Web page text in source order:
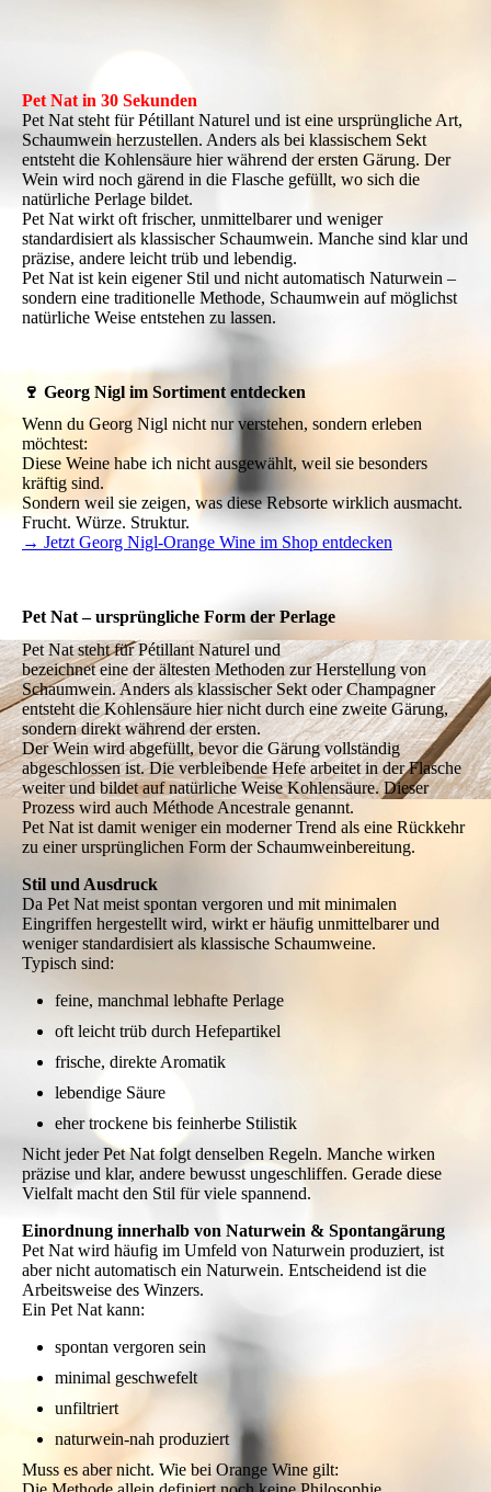
Pet Nat in 30 Sekunden
Pet Nat steht für Pétillant Naturel und ist eine ursprüngliche Art,
Schaumwein herzustellen. Anders als bei klassischem Sekt
entsteht die Kohlensäure hier während der ersten Gärung. Der
Wein wird noch gärend in die Flasche gefüllt, wo sich die
natürliche Perlage bildet.
Pet Nat wirkt oft frischer, unmittelbarer und weniger
standardisiert als klassischer Schaumwein. Manche sind klar und
präzise, andere leicht trüb und lebendig.
Pet Nat ist kein eigener Stil und nicht automatisch Naturwein –
sondern eine traditionelle Methode, Schaumwein auf möglichst
natürliche Weise entstehen zu lassen.
🍷 Georg Nigl im Sortiment entdecken
Wenn du Georg Nigl nicht nur verstehen, sondern erleben
möchtest:
Diese Weine habe ich nicht ausgewählt, weil sie besonders
kräftig sind.
Sondern weil sie zeigen, was diese Rebsorte wirklich ausmacht.
Frucht. Würze. Struktur.
→ Jetzt Georg Nigl-Orange Wine im Shop entdecken
Pet Nat – ursprüngliche Form der Perlage
Pet Nat steht für Pétillant Naturel und
bezeichnet eine der ältesten
Methoden zur Herstellung von
Schaumwein. Anders als klassischer
Sekt oder Champagner entsteht die
Kohlensäure hier nicht durch eine
zweite Gärung, sondern direkt
während der ersten.
Der Wein wird abgefüllt, bevor die
Gärung vollständig abgeschlossen
ist. Die verbleibende Hefe arbeitet in
natürliche Weise Kohlensäure.
Dieser Prozess wird auch Méthode
Ancestrale genannt.
Pet Nat ist damit weniger ein moderner Trend als eine Rückkehr
zu einer ursprünglichen Form der Schaumweinbereitung.
Stil und Ausdruck
Da Pet Nat meist spontan vergoren und mit minimalen
Eingriffen hergestellt wird, wirkt er häufig unmittelbarer und
weniger standardisiert als klassische Schaumweine.
feine, manchmal lebhafte Perlage
oft leicht trüb durch Hefepartikel
frische, direkte Aromatik
eher trockene bis feinherbe Stilistik
Nicht jeder Pet Nat folgt denselben Regeln. Manche wirken
präzise und klar, andere bewusst ungeschliffen. Gerade diese
Vielfalt macht den Stil für viele spannend.
Einordnung innerhalb von Naturwein & Spontangärung
Pet Nat wird häufig im Umfeld von Naturwein produziert, ist
aber nicht automatisch ein Naturwein. Entscheidend ist die
Arbeitsweise des Winzers.
Ein Pet Nat kann:
spontan vergoren sein